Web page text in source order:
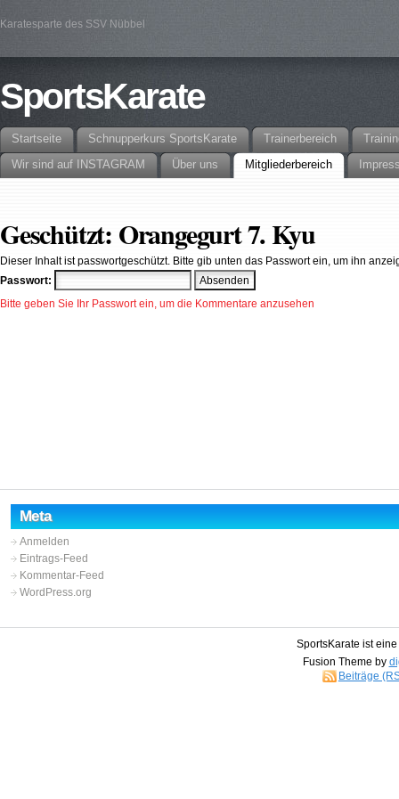
Karatesparte des SSV Nübbel
SportsKarate
Startseite Schnupperkurs SportsKarate Trainerbereich
Wir sind auf INSTAGRAM
Über uns Mitgliederbereich
Geschützt: Orangegurt 7. Kyu
Dieser Inhalt ist passwortgeschützt. Bitte gib unten das Passwort ein, um ihn
Passwort:
Bitte geben Sie Ihr Passwort ein, um die Kommentare anzusehen
Meta
Anmelden
Eintrags-Feed
Kommentar-Feed
WordPress.org
SportsKarate ist
Fusion Theme by
Beiträge